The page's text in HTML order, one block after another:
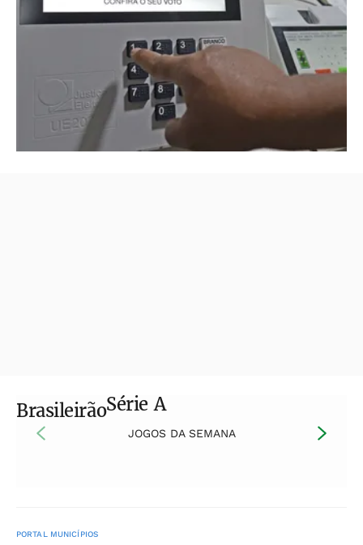
BrasileirãoSérie A
JOGOS DA SEMANA
PORTAL MUNICÍPIOS